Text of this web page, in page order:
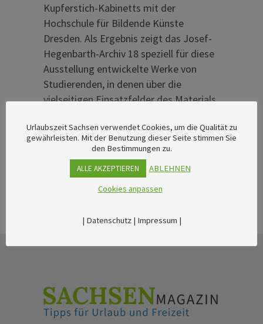
Kupferstich-Kabinetts mit der
Hochschule für Bildende Künste
Dresden. Als Ergebnis zeigt das Josef-
Hegenbarth-Archiv 18 speziell für diese
Ausstellung entwickelte Werke von
Studierenden, in denen über die
vielseitigen Einsatzfelder des Materials
Urlaubszeit Sachsen verwendet Cookies, um die Qualität zu
gewährleisten. Mit der Benutzung dieser Seite stimmen Sie
den Bestimmungen zu.
ALLE AKZEPTIEREN
ABLEHNEN
Cookies anpassen
| Datenschutz| Impressum |